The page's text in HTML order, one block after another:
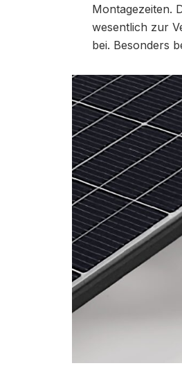
Montagezeiten.
wesentlich zur
bei. Besonders